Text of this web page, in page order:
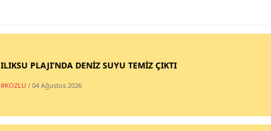
ILIKSU PLAJI’NDA DENİZ SUYU TEMİZ ÇIKTI
#KOZLU / 04 Ağustos 2026